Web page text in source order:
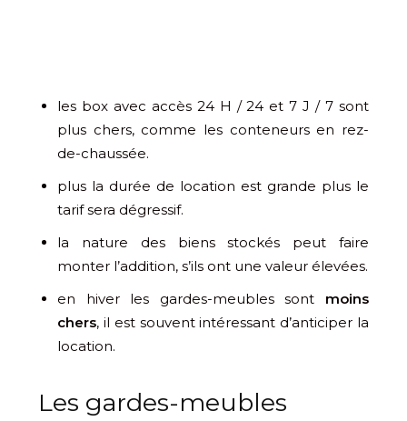
les box avec accès 24 H / 24 et 7 J / 7 sont
plus chers, comme les conteneurs en rez-
de-chaussée.
plus la durée de location est grande plus le
tarif sera dégressif.
la nature des biens stockés peut faire
monter l’addition, s’ils ont une valeur élevées.
en hiver les gardes-meubles sont moins
chers, il est souvent intéressant d’anticiper la
location.
Les gardes-meubles